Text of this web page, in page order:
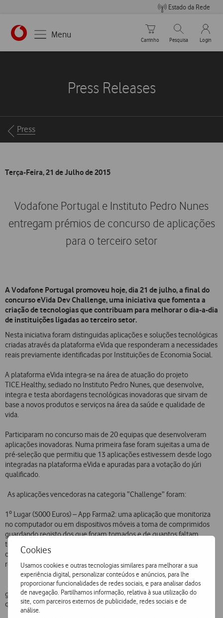
Cookies
Usamos cookies e outras tecnologias similares para melhorar a sua
experiência digital, personalizar conteúdos e anúncios, para lhe
proporcionar funcionalidades de redes sociais, e para analisar dados
de navegação. Partilhamos informação, relativa à sua utilização do
site, com parceiros externos de publicidade, redes sociais e de
análise.
Estado da Rede
https://www.vodafone.pt
Menu
Carrinho de compras
Carrinho
Pesquisar
Pesquisa
My
Login
Press Releases
Breadcrumbs
Press
Terça-Feira, 21 de Julho de 2015
Vodafone Portugal e Instituto Pedro Nunes
entregam prémios de concurso de aplicações
para o terceiro setor
A Vodafone Portugal promoveu hoje, dia 21 de julho, a final do
concurso eVida Dev Challenge, uma iniciativa que fomenta a
criação de tecnologias que contribuam para melhorar o dia-a-dia
de instituições ligadas ao terceiro setor.
Nesta iniciativa foram distinguidas aplicações e soluções tecnológicas
criadas através da plataforma eVida que responderam a necessidades
reais previamente identificadas por Instituições de Economia Social.
A plataforma eVida integra-se na área de atuação do projeto
TICE.Healthy, sediado no Instituto Pedro Nunes, que desenvolve,
integra e testa abordagens tecnológicas inovadoras que sirvam de
base a novos produtos e serviços na área da saúde e qualidade de
vida.
Participaram no concurso mais de 20 equipas que desenvolveram
aplicações inovadoras. Numa primeira fase foram sujeitas a uma de
pré-seleção que permitiu que 13 aplicações estivessem desde logo
integradas na plataforma eVida e apuradas para a votação do júri
qualificado.
As aplicações vencedoras na categoria “Challenge” foram:
1º Lugar (5000 Euros) – App Farma2: uma aplicação que monitoriza
no computador ou em dispositivos móveis a toma de comprimidos
guardando registo dos que foram tomados e de quantos faltam
tomar. Desta forma o doente, técnicos ou acompanhantes têm total
controlo sobre a toma e respetivas necessidades de
reabastecimento.
2º lugar (3000 Euros) – Cáritas Equipamentos: uma aplicação de
gestão dos equipamentos e máquinas que pode ser aplicada a
qualquer entidade do terceiro sector.